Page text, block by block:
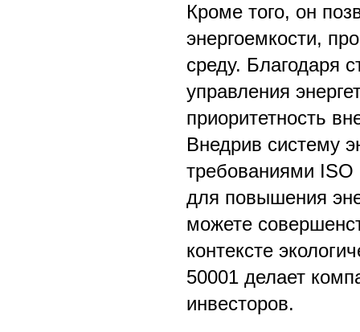
Кроме того, он
энергоемкости,
среду. Благодаря
управления
приоритетность
Внедрив систему
требованиями
для повышения
можете
контексте
50001 делает
инвесторов.